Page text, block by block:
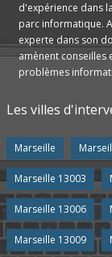
d'expérience dans
parc informatique.
experte dans son
amènent conseilles
problèmes
Les villes
Marseille
Marseille 13003
Marseille 13006
Marseille 13009